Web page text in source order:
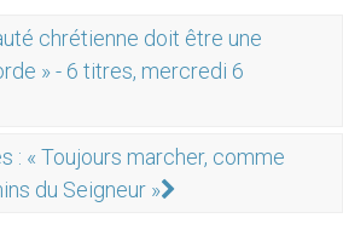
chrétienne doit être une
» - 6 titres, mercredi 6
: « Toujours marcher, comme
du Seigneur »